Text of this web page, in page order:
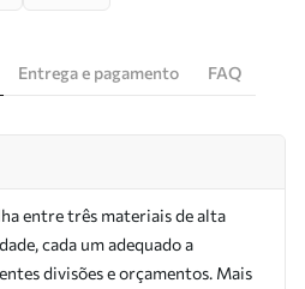
Entrega e pagamento FAQ
entre três materiais de alta
cada um adequado a
divisões e orçamentos. Mais